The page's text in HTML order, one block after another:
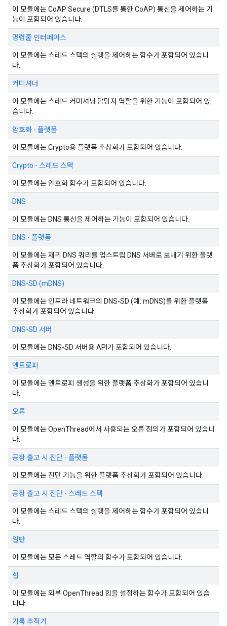
이 모듈에는 CoAP Secure (DTLS를 통한 CoAP) 통신을 제어하는 기
능이 포함되어 있습니다.
명령줄 인터페이스
이 모듈에는 스레드 스택의 실행을 제어하는 함수가 포함되어 있습니
다.
커미셔너
이 모듈에는 스레드 커미셔닝 담당자 역할을 위한 기능이 포함되어 있
습니다.
암호화 - 플랫폼
이 모듈에는 Crypto용 플랫폼 추상화가 포함되어 있습니다.
Crypto - 스레드 스택
이 모듈에는 암호화 함수가 포함되어 있습니다.
DNS
이 모듈에는 DNS 통신을 제어하는 기능이 포함되어 있습니다.
DNS - 플랫폼
이 모듈에는 재귀 DNS 쿼리를 업스트림 DNS 서버로 보내기 위한 플랫
폼 추상화가 포함되어 있습니다.
DNS-SD (mDNS)
이 모듈에는 인프라 네트워크의 DNS-SD (예: mDNS)를 위한 플랫폼
추상화가 포함되어 있습니다.
DNS-SD 서버
이 모듈에는 DNS-SD 서버용 API가 포함되어 있습니다.
엔트로피
이 모듈에는 엔트로피 생성을 위한 플랫폼 추상화가 포함되어 있습니
다.
오류
이 모듈에는 OpenThread에서 사용되는 오류 정의가 포함되어 있습니
다.
공장 출고 시 진단 - 플랫폼
이 모듈에는 진단 기능을 위한 플랫폼 추상화가 포함되어 있습니다.
공장 출고 시 진단 - 스레드 스택
이 모듈에는 스레드 스택의 실행을 제어하는 함수가 포함되어 있습니
다.
일반
이 모듈에는 모든 스레드 역할의 함수가 포함되어 있습니다.
힙
이 모듈에는 외부 OpenThread 힙을 설정하는 함수가 포함되어 있습
니다.
기록 추적기